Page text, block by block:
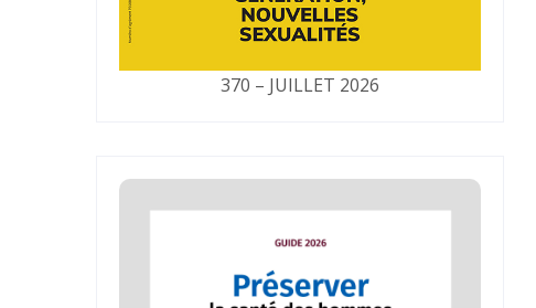
370 – JUILLET 2026